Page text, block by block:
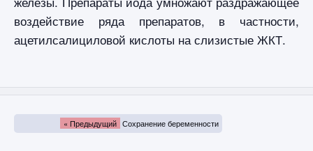
воздействие ряда препаратов, в частности,
ацетилсалициловой кислоты на слизистые ЖКТ.
« Предыдущий Сохранение беременности